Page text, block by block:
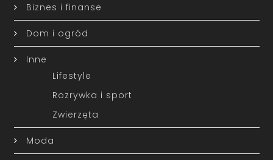
Biznes i finanse
Dom i ogród
Inne
Lifestyle
Rozrywka i sport
Zwierzęta
Moda